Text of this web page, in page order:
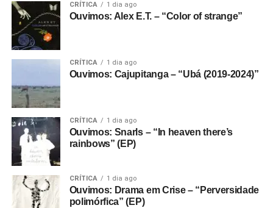
CRÍTICA 1 dia ago
Ouvimos: Alex E.T. – “Color of strange”
CRÍTICA 1 dia ago
Ouvimos: Cajupitanga – “Ubá (2019-2024)”
CRÍTICA 1 dia ago
Ouvimos: Snarls – “In heaven there’s
rainbows” (EP)
CRÍTICA 1 dia ago
Ouvimos: Drama em Crise – “Perversidade
polimórfica” (EP)